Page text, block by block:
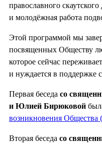
православного
и молодёжная работа
Этой программой мы
посвященных Обществу
которое сейчас
и нуждается в поддержке
Первая беседа со
и Юлией Бирюковой
возникновения Общества
Вторая беседа со